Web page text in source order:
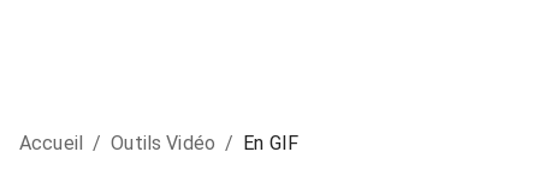
Accueil / Outils Vidéo / En GIF